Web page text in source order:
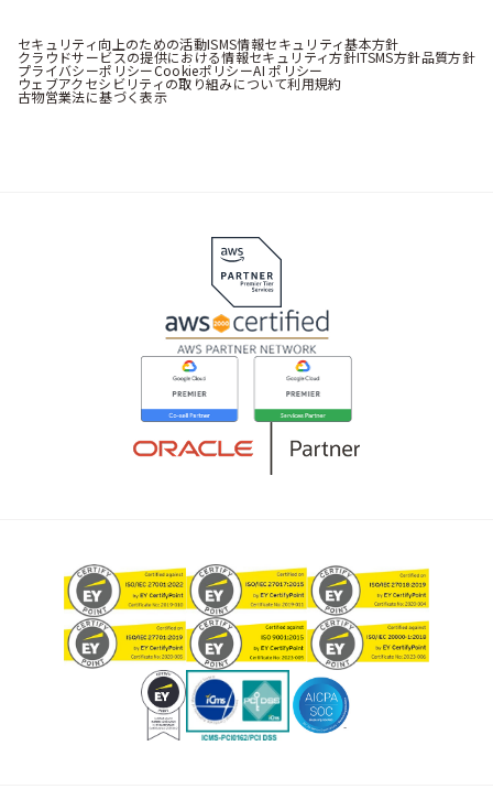
セキュリティ向上のための活動ISMS情報セキュリティ基本方針
クラウドサービスの提供における情報セキュリティ方針ITSMS方針品質方針
プライバシーポリシーCookieポリシーAI ポリシー
ウェブアクセシビリティの取り組みについて利用規約
古物営業法に基づく表示